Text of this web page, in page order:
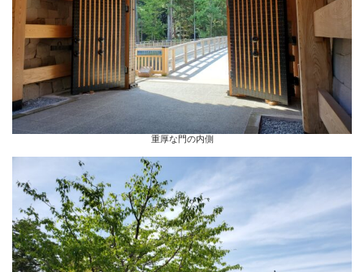
重厚な門の内側